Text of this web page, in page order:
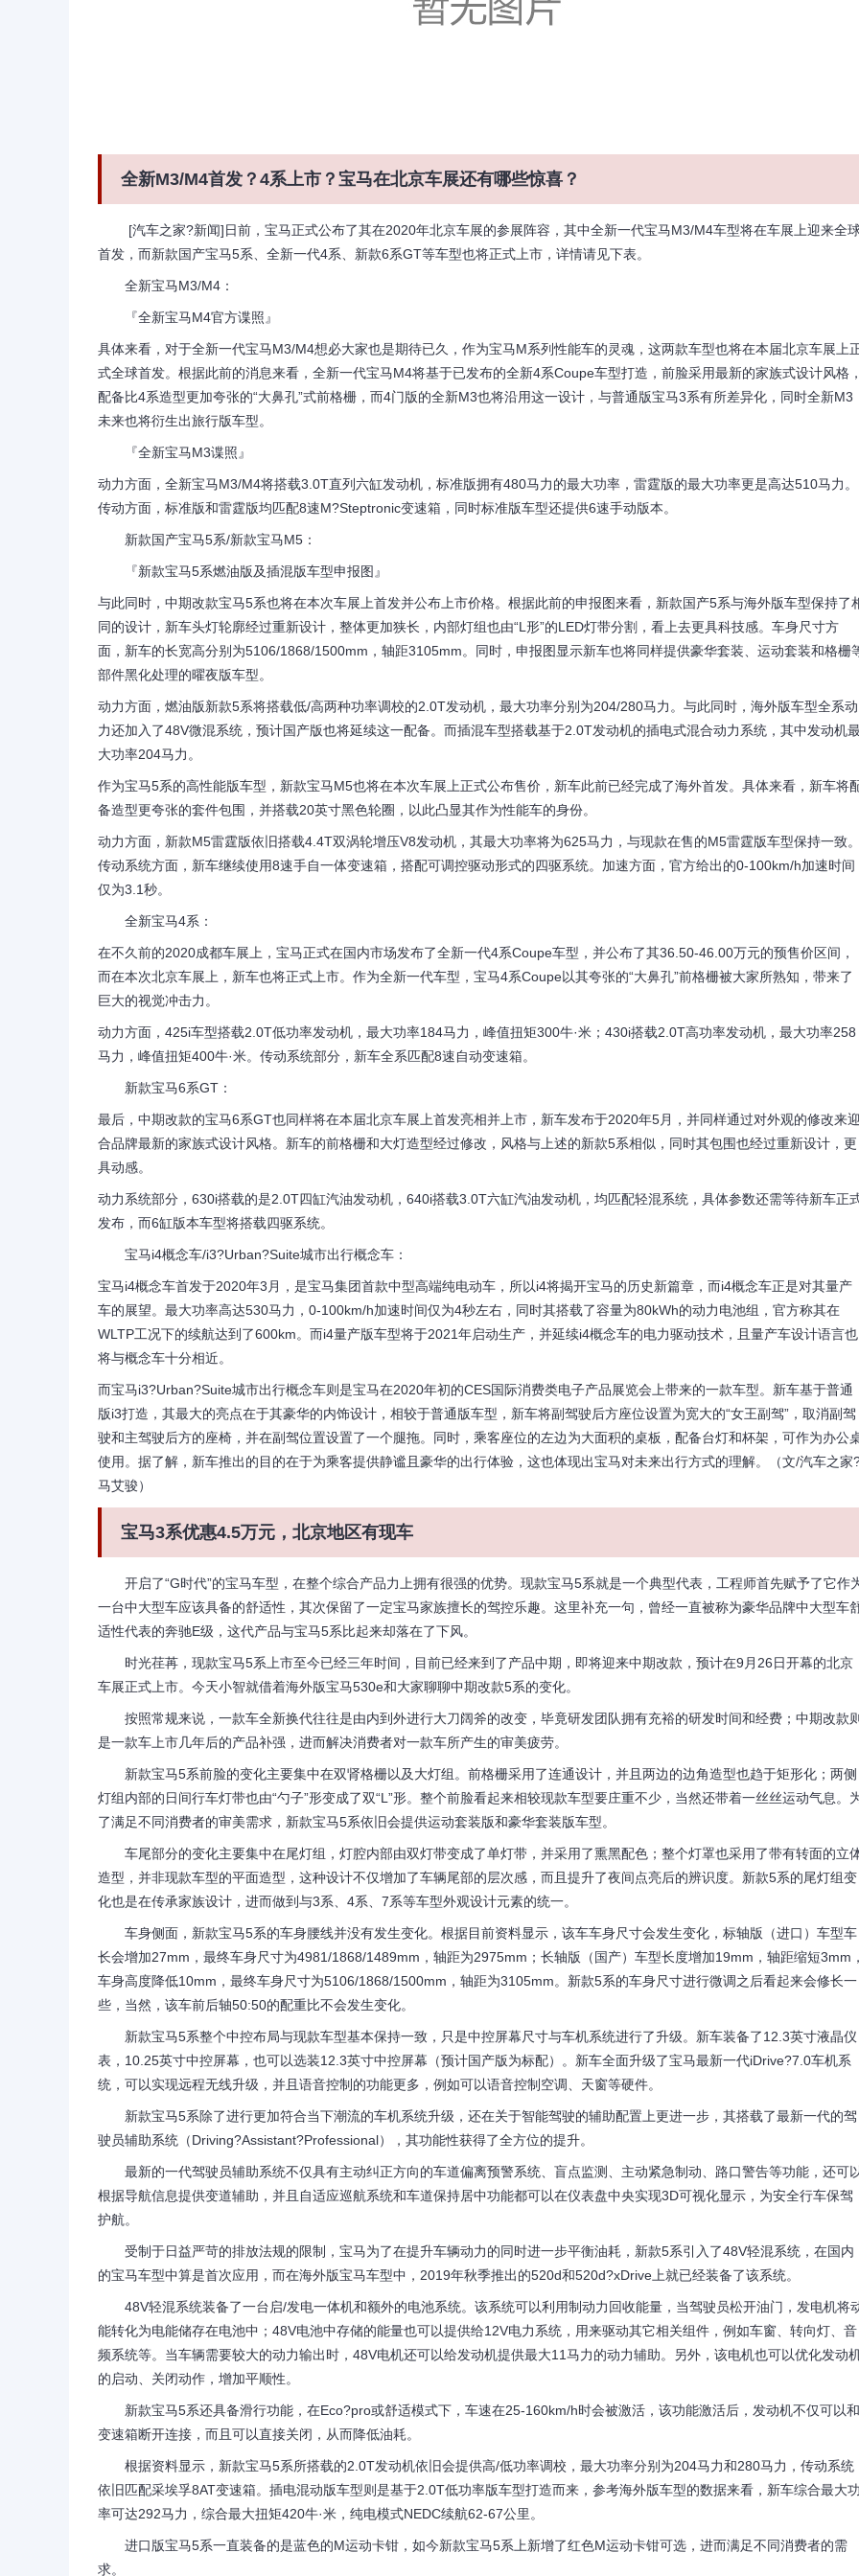
全新M3/M4首发？4系上市？宝马在北京车展还有哪些惊喜？
[汽车之家?新闻]日前，宝马正式公布了其在2020年北京车展的参展阵容，其中全新一代宝马M3/M4车型将在车展上迎来全
首发，而新款国产宝马5系、全新一代4系、新款6系GT等车型也将正式上市，详情请见下表。
全新宝马M3/M4：
『全新宝马M4官方谍照』
具体来看，对于全新一代宝马M3/M4想必大家也是期待已久，作为宝马M系列性能车的灵魂，这两款车型也将在本届北京车展上
式全球首发。根据此前的消息来看，全新一代宝马M4将基于已发布的全新4系Coupe车型打造，前脸采用最新的家族式设计风格，
配备比4系造型更加夸张的“大鼻孔”式前格栅，而4门版的全新M3也将沿用这一设计，与普通版宝马3系有所差异化，同时全新M3
未来也将衍生出旅行版车型。
『全新宝马M3谍照』
动力方面，全新宝马M3/M4将搭载3.0T直列六缸发动机，标准版拥有480马力的最大功率，雷霆版的最大功率更是高达510马力。
传动方面，标准版和雷霆版均匹配8速M?Steptronic变速箱，同时标准版车型还提供6速手动版本。
新款国产宝马5系/新款宝马M5：
『新款宝马5系燃油版及插混版车型申报图』
与此同时，中期改款宝马5系也将在本次车展上首发并公布上市价格。根据此前的申报图来看，新款国产5系与海外版车型保持了
同的设计，新车头灯轮廓经过重新设计，整体更加狭长，内部灯组也由“L形”的LED灯带分割，看上去更具科技感。车身尺寸方
面，新车的长宽高分别为5106/1868/1500mm，轴距3105mm。同时，申报图显示新车也将同样提供豪华套装、运动套装和格栅
部件黑化处理的曜夜版车型。
动力方面，燃油版新款5系将搭载低/高两种功率调校的2.0T发动机，最大功率分别为204/280马力。与此同时，海外版车型全系动
力还加入了48V微混系统，预计国产版也将延续这一配备。而插混车型搭载基于2.0T发动机的插电式混合动力系统，其中发动机
大功率204马力。
作为宝马5系的高性能版车型，新款宝马M5也将在本次车展上正式公布售价，新车此前已经完成了海外首发。具体来看，新车将
备造型更夸张的套件包围，并搭载20英寸黑色轮圈，以此凸显其作为性能车的身份。
动力方面，新款M5雷霆版依旧搭载4.4T双涡轮增压V8发动机，其最大功率将为625马力，与现款在售的M5雷霆版车型保持一致。
传动系统方面，新车继续使用8速手自一体变速箱，搭配可调控驱动形式的四驱系统。加速方面，官方给出的0-100km/h加速时间
仅为3.1秒。
全新宝马4系：
在不久前的2020成都车展上，宝马正式在国内市场发布了全新一代4系Coupe车型，并公布了其36.50-46.00万元的预售价区间，
而在本次北京车展上，新车也将正式上市。作为全新一代车型，宝马4系Coupe以其夸张的“大鼻孔”前格栅被大家所熟知，带来了
巨大的视觉冲击力。
动力方面，425i车型搭载2.0T低功率发动机，最大功率184马力，峰值扭矩300牛·米；430i搭载2.0T高功率发动机，最大功率258
马力，峰值扭矩400牛·米。传动系统部分，新车全系匹配8速自动变速箱。
新款宝马6系GT：
最后，中期改款的宝马6系GT也同样将在本届北京车展上首发亮相并上市，新车发布于2020年5月，并同样通过对外观的修改来迎
合品牌最新的家族式设计风格。新车的前格栅和大灯造型经过修改，风格与上述的新款5系相似，同时其包围也经过重新设计，更
具动感。
动力系统部分，630i搭载的是2.0T四缸汽油发动机，640i搭载3.0T六缸汽油发动机，均匹配轻混系统，具体参数还需等待新车正
发布，而6缸版本车型将搭载四驱系统。
宝马i4概念车/i3?Urban?Suite城市出行概念车：
宝马i4概念车首发于2020年3月，是宝马集团首款中型高端纯电动车，所以i4将揭开宝马的历史新篇章，而i4概念车正是对其量产
车的展望。最大功率高达530马力，0-100km/h加速时间仅为4秒左右，同时其搭载了容量为80kWh的动力电池组，官方称其在
WLTP工况下的续航达到了600km。而i4量产版车型将于2021年启动生产，并延续i4概念车的电力驱动技术，且量产车设计语言也
将与概念车十分相近。
而宝马i3?Urban?Suite城市出行概念车则是宝马在2020年初的CES国际消费类电子产品展览会上带来的一款车型。新车基于普通
版i3打造，其最大的亮点在于其豪华的内饰设计，相较于普通版车型，新车将副驾驶后方座位设置为宽大的“女王副驾”，取消副驾
驶和主驾驶后方的座椅，并在副驾位置设置了一个腿拖。同时，乘客座位的左边为大面积的桌板，配备台灯和杯架，可作为办公
使用。据了解，新车推出的目的在于为乘客提供静谧且豪华的出行体验，这也体现出宝马对未来出行方式的理解。（文/汽车之家
马艾骏）
宝马3系优惠4.5万元，北京地区有现车
开启了“G时代”的宝马车型，在整个综合产品力上拥有很强的优势。现款宝马5系就是一个典型代表，工程师首先赋予了它作
一台中大型车应该具备的舒适性，其次保留了一定宝马家族擅长的驾控乐趣。这里补充一句，曾经一直被称为豪华品牌中大型车
适性代表的奔驰E级，这代产品与宝马5系比起来却落在了下风。
时光荏苒，现款宝马5系上市至今已经三年时间，目前已经来到了产品中期，即将迎来中期改款，预计在9月26日开幕的北京
车展正式上市。今天小智就借着海外版宝马530e和大家聊聊中期改款5系的变化。
按照常规来说，一款车全新换代往往是由内到外进行大刀阔斧的改变，毕竟研发团队拥有充裕的研发时间和经费；中期改款则
是一款车上市几年后的产品补强，进而解决消费者对一款车所产生的审美疲劳。
新款宝马5系前脸的变化主要集中在双肾格栅以及大灯组。前格栅采用了连通设计，并且两边的边角造型也趋于矩形化；两侧
灯组内部的日间行车灯带也由“勺子”形变成了双“L”形。整个前脸看起来相较现款车型要庄重不少，当然还带着一丝丝运动气息。
了满足不同消费者的审美需求，新款宝马5系依旧会提供运动套装版和豪华套装版车型。
车尾部分的变化主要集中在尾灯组，灯腔内部由双灯带变成了单灯带，并采用了熏黑配色；整个灯罩也采用了带有转面的立
造型，并非现款车型的平面造型，这种设计不仅增加了车辆尾部的层次感，而且提升了夜间点亮后的辨识度。新款5系的尾灯组变
化也是在传承家族设计，进而做到与3系、4系、7系等车型外观设计元素的统一。
车身侧面，新款宝马5系的车身腰线并没有发生变化。根据目前资料显示，该车车身尺寸会发生变化，标轴版（进口）车型车
长会增加27mm，最终车身尺寸为4981/1868/1489mm，轴距为2975mm；长轴版（国产）车型长度增加19mm，轴距缩短3mm，
车身高度降低10mm，最终车身尺寸为5106/1868/1500mm，轴距为3105mm。新款5系的车身尺寸进行微调之后看起来会修长一
些，当然，该车前后轴50:50的配重比不会发生变化。
新款宝马5系整个中控布局与现款车型基本保持一致，只是中控屏幕尺寸与车机系统进行了升级。新车装备了12.3英寸液晶仪
表，10.25英寸中控屏幕，也可以选装12.3英寸中控屏幕（预计国产版为标配）。新车全面升级了宝马最新一代iDrive?7.0车机系
统，可以实现远程无线升级，并且语音控制的功能更多，例如可以语音控制空调、天窗等硬件。
新款宝马5系除了进行更加符合当下潮流的车机系统升级，还在关于智能驾驶的辅助配置上更进一步，其搭载了最新一代的驾
驶员辅助系统（Driving?Assistant?Professional），其功能性获得了全方位的提升。
最新的一代驾驶员辅助系统不仅具有主动纠正方向的车道偏离预警系统、盲点监测、主动紧急制动、路口警告等功能，还可
根据导航信息提供变道辅助，并且自适应巡航系统和车道保持居中功能都可以在仪表盘中央实现3D可视化显示，为安全行车保驾
护航。
受制于日益严苛的排放法规的限制，宝马为了在提升车辆动力的同时进一步平衡油耗，新款5系引入了48V轻混系统，在国内
的宝马车型中算是首次应用，而在海外版宝马车型中，2019年秋季推出的520d和520d?xDrive上就已经装备了该系统。
48V轻混系统装备了一台启/发电一体机和额外的电池系统。该系统可以利用制动力回收能量，当驾驶员松开油门，发电机将
能转化为电能储存在电池中；48V电池中存储的能量也可以提供给12V电力系统，用来驱动其它相关组件，例如车窗、转向灯、音
频系统等。当车辆需要较大的动力输出时，48V电机还可以给发动机提供最大11马力的动力辅助。另外，该电机也可以优化发动
的启动、关闭动作，增加平顺性。
新款宝马5系还具备滑行功能，在Eco?pro或舒适模式下，车速在25-160km/h时会被激活，该功能激活后，发动机不仅可以和
变速箱断开连接，而且可以直接关闭，从而降低油耗。
根据资料显示，新款宝马5系所搭载的2.0T发动机依旧会提供高/低功率调校，最大功率分别为204马力和280马力，传动系统
依旧匹配采埃孚8AT变速箱。插电混动版车型则是基于2.0T低功率版车型打造而来，参考海外版车型的数据来看，新车综合最大功
率可达292马力，综合最大扭矩420牛·米，纯电模式NEDC续航62-67公里。
进口版宝马5系一直装备的是蓝色的M运动卡钳，如今新款宝马5系上新增了红色M运动卡钳可选，进而满足不同消费者的需
求。